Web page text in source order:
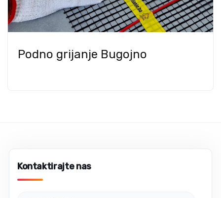
Podno grijanje Bugojno
Kontaktirajte nas